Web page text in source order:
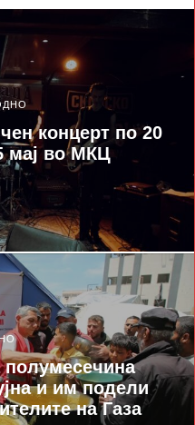
концерт по 20
мај во МКЦ
полумесечина
и им подели
на Газа